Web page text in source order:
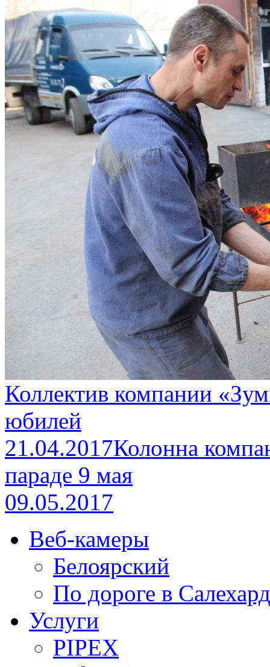
Коллектив компании
юбилей
21.04.2017Колонна
параде 9 мая
09.05.2017
Веб-камеры
Белоярский
По дороге в Салехард
Услуги
PIPEX